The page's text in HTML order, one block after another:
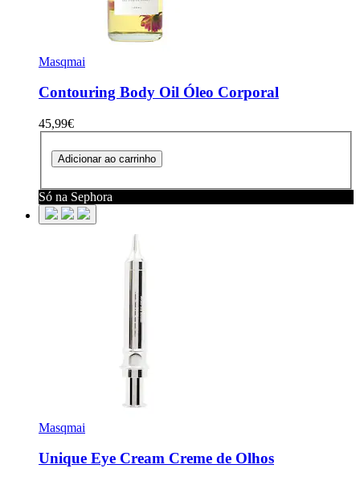
Masqmai
Contouring Body Oil Óleo Corporal
45,99€
Adicionar ao carrinho
Só na Sephora
Masqmai
Unique Eye Cream Creme de Olhos